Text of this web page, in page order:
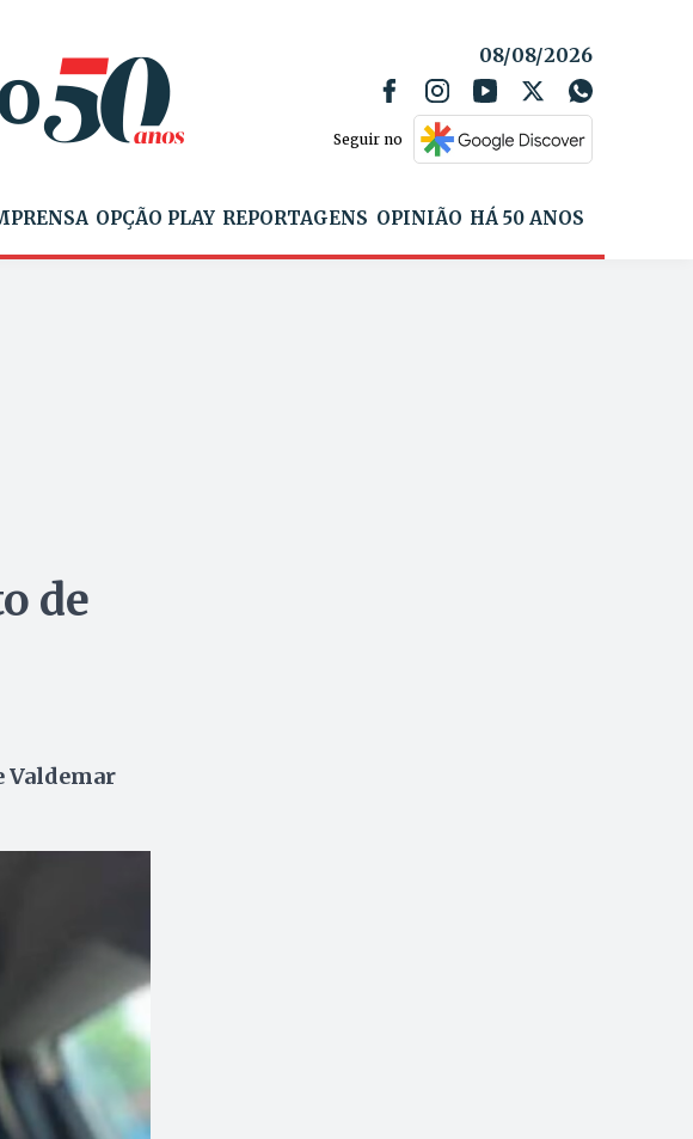
08/08/2026
Seguir no
OPÇÃO PLAY REPORTAGENS OPINIÃO HÁ 50 ANOS
de
Valdemar